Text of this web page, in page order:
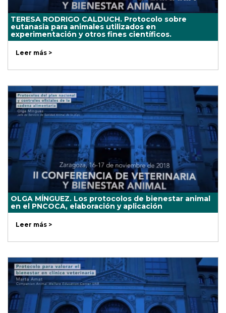
TERESA RODRIGO CALDUCH. Protocolo sobre
eutanasia para animales utilizados en
experimentación y otros fines científicos.
Leer más >
OLGA MÍNGUEZ. Los protocolos de bienestar animal
en el PNCOCA, elaboración y aplicación
Leer más >